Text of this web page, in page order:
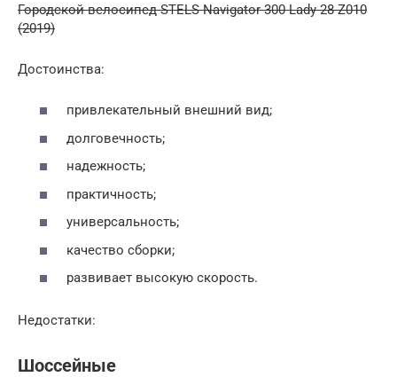
Городской велосипед STELS Navigator 300 Lady 28 Z010
(2019)
Достоинства:
привлекательный внешний вид;
долговечность;
надежность;
практичность;
универсальность;
качество сборки;
развивает высокую скорость.
Недостатки:
Шоссейные